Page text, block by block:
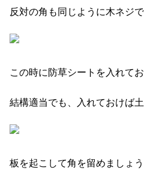
反対の角も同じように木ネジ
この時に防草シートを入れてお
結構適当でも、入れておけば
板を起こして角を留めましょう